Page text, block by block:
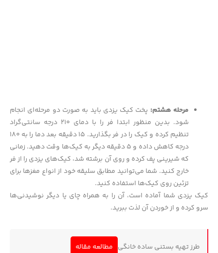
مرحله هشتم: پخت کیک یزدی باید به صورت دو مرحله‌ای انجام
شود. بدین منظور ابتدا فر را با دمای ۲۱۰ درجه سانتی‌گراد
تنظیم کرده و کیک را در فر بگذارید. ۱۵ دقیقه بعد دما را به ۱۸۰
درجه کاهش داده و ۵ دقیقه دیگر به کیک‌ها وقت دهید. زمانی
که شیرینی پف کرده و روی آن برشته شد، کیک‌های یزدی را از فر
خارج کنید. شما می‌توانید مطابق سلیقه خود از انواع مغزها برای
تزئین روی کیک‌ها استفاده کنید.
کیک یزدی شما آماده است، آن را به همراه چای یا دیگر نوشیدنی‌ها
سرو کرده و از خوردن آن لذت ببرید.
طرز تهیه بستنی ساده خانگی مطالعه مقاله